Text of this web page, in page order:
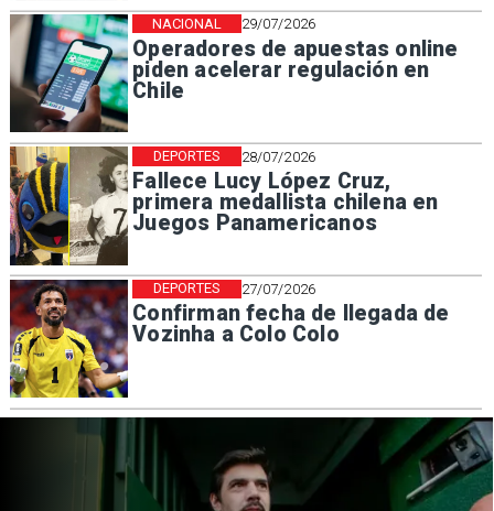
29/07/2026
Operadores de apuestas online
piden acelerar regulación en
Chile
NACIONAL
28/07/2026
Fallece Lucy López Cruz,
primera medallista chilena en
Juegos Panamericanos
DEPORTES
27/07/2026
Confirman fecha de llegada de
Vozinha a Colo Colo
DEPORTES